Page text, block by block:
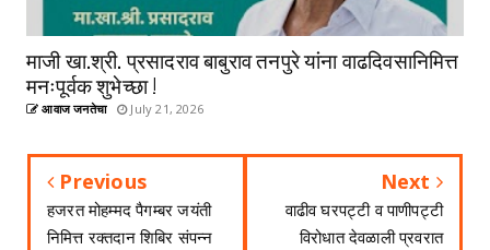
माजी खा.श्री. प्रसादराव बाबुराव तनपुरे यांना वाढदिवसानिमित्त
मनःपूर्वक शुभेच्छा !
आवाज जनतेचा July 21, 2026
Previous
हजरत मोहम्मद पैगम्बर जयंती
निमित्त रक्तदान शिबिर संपन्न
Next
वाढीव घरपट्टी व पाणीपट्टी
विरोधात देवळाली प्रवरात